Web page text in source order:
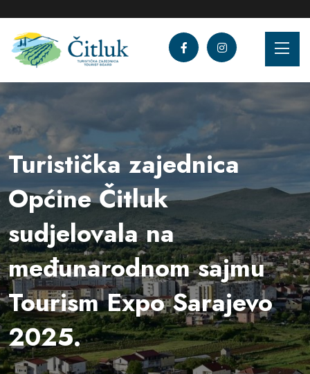
Turistička zajednica
Općine Čitluk
sudjelovala na
međunarodnom sajmu
Tourism Expo Sarajevo
2025.